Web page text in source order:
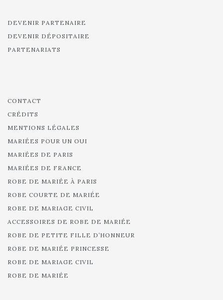
DEVENIR PARTENAIRE
DEVENIR DÉPOSITAIRE
PARTENARIATS
CONTACT
CRÉDITS
MENTIONS LÉGALES
MARIÉES POUR UN OUI
MARIÉES DE PARIS
MARIÉES DE FRANCE
ROBE DE MARIÉE À PARIS
ROBE COURTE DE MARIÉE
ROBE DE MARIAGE CIVIL
ACCESSOIRES DE ROBE DE MARIÉE
ROBE DE PETITE FILLE D’HONNEUR
ROBE DE MARIÉE PRINCESSE
ROBE DE MARIAGE CIVIL
ROBE DE MARIÉE